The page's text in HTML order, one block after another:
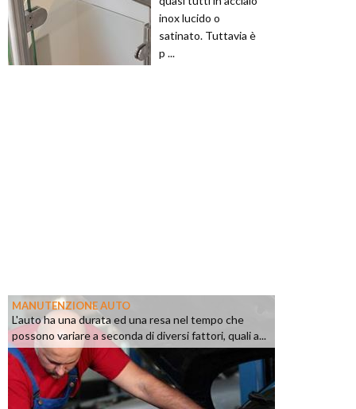
inox lucido o
satinato. Tuttavia è
p ...
MANUTENZIONE AUTO
L'auto ha una durata ed una resa nel tempo che
possono variare a seconda di diversi fattori, quali a...